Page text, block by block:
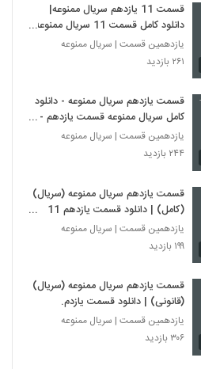
قسمت 11 يازدهم سريال ممنوعه|
دانلود کامل قسمت 11 سريال ممنوعه
يازدهم - ممنوعه قسمت یازدهم
یازدهمین قسمت | سریال ممنوعه
۲۶۱ بازدید
قسمت یازدهم سریال ممنوعه - دانلود
کامل سریال ممنوعه قسمت یازدهم -
یازدم - یازدهم
یازدهمین قسمت | سریال ممنوعه
۲۴۴ بازدید
قسمت یازدهم سریال ممنوعه (سریال)
(کامل) | دانلود قسمت یازدهم 11
سریال - یازدم
یازدهمین قسمت | سریال ممنوعه
۱۹۹ بازدید
قسمت یازدهم سریال ممنوعه (سریال)
(قانونی) | دانلود قسمت یازدم.
یازدهمین قسمت | سریال ممنوعه
۳۰۶ بازدید